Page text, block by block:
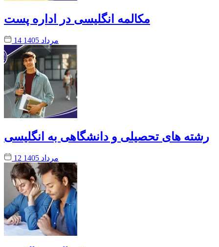
مکالمه انگلیسی در اداره پست
14 مرداد 1405
رشته های تحصیلی و دانشگاهی به انگلیسی
12 مرداد 1405